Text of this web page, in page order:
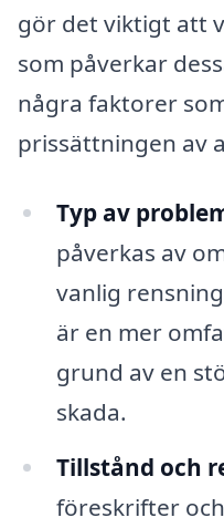
gör det viktigt att
som påverkar
några faktorer
prissättningen av
Typ av
påverkas av
vanlig
är en mer
grund av en
skada.
Tillstånd och
föreskrifter